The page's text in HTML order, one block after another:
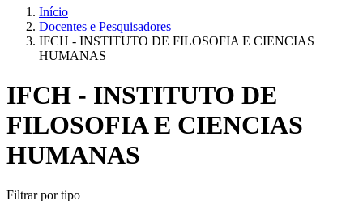
Início
Docentes e Pesquisadores
IFCH - INSTITUTO DE FILOSOFIA E CIENCIAS
HUMANAS
IFCH - INSTITUTO DE
FILOSOFIA E CIENCIAS
HUMANAS
Filtrar por tipo